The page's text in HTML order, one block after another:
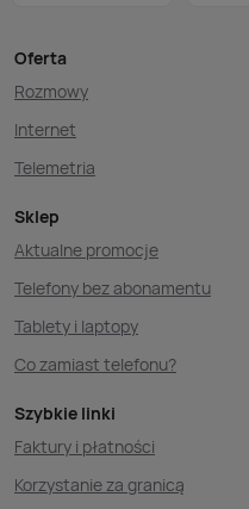
Oferta
Rozmowy
Internet
Telemetria
Sklep
Aktualne promocje
Telefony bez abonamentu
Tablety i laptopy
Co zamiast telefonu?
Szybkie linki
Faktury i płatności
Korzystanie za granicą